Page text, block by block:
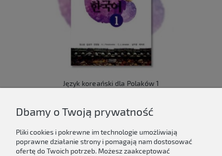
Język koreański dla Polaków 1
Do koszyka
Dbamy o Twoją prywatność
Pliki cookies i pokrewne im technologie umożliwiają
poprawne działanie strony i pomagają nam dostosować
ofertę do Twoich potrzeb. Możesz zaakceptować